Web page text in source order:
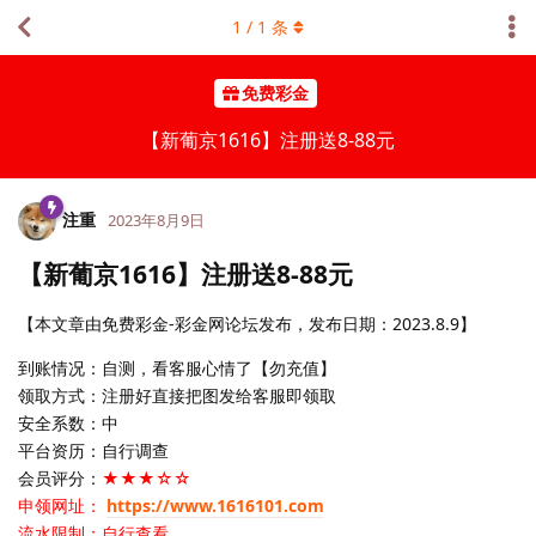
免费彩金
【新葡京1616】注册送8-88元
1 / 1 条
注重 2023年8月9日
【新葡京1616】注册送8-88元
【本文章由免费彩金-彩金网论坛发布，发布日期：2023.8.9】
到账情况：自测，看客服心情了【勿充值】
领取方式：注册好直接把图发给客服即领取
安全系数：中
平台资历：自行调查
会员评分： ★★★☆☆
申领网址： https://www.1616101.com